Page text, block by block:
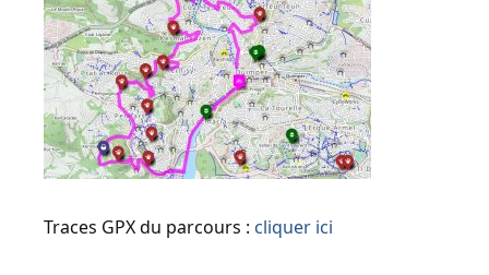
Traces GPX du parcours : cliquer ici